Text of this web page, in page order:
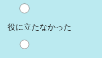
役に立たなかった